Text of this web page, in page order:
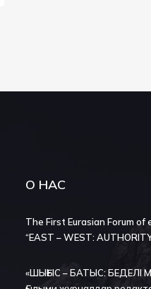
О НАС
The First Eurasian Forum
“EAST – WEST:
«ШЫҒЫС – БАТЫС: БЕДЕЛІ